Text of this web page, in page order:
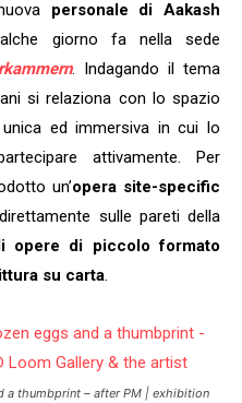
personale di Aakash
giorno fa nella sede
. Indagando il tema
si relaziona con lo spazio
ed immersiva in cui lo
attivamente. Per
un’opera site-specific
sulle pareti della
opere di piccolo formato
su carta.
a thumbprint – after PM | exhibition